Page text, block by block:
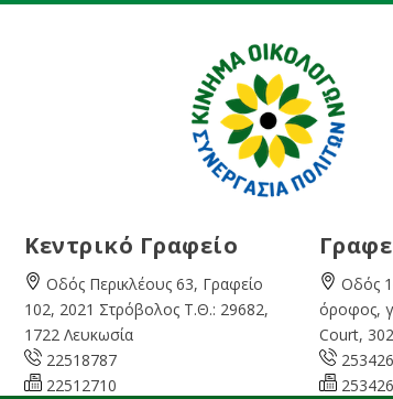
Κεντρικό Γραφείο
Οδός Περικλέους 63, Γραφείο
102, 2021 Στρόβολος Τ.Θ.: 29682,
1722 Λευκωσία
22518787
22512710
Οδός
όροφος,
Court,